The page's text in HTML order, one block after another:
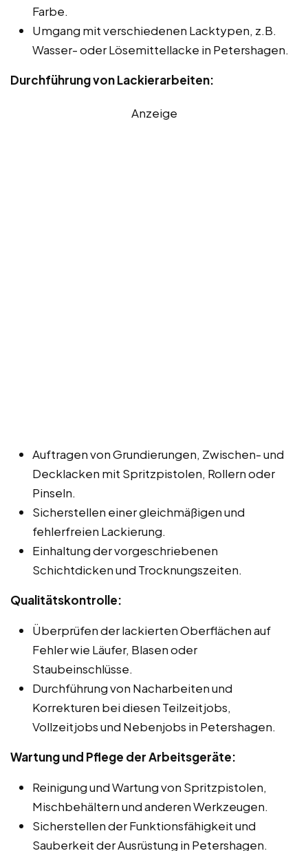
Farbe.
Umgang mit verschiedenen Lacktypen, z.B.
Wasser- oder Lösemittellacke in Petershagen.
Durchführung von Lackierarbeiten:
Anzeige
Auftragen von Grundierungen, Zwischen- und
Decklacken mit Spritzpistolen, Rollern oder
Pinseln.
Sicherstellen einer gleichmäßigen und
fehlerfreien Lackierung.
Einhaltung der vorgeschriebenen
Schichtdicken und Trocknungszeiten.
Qualitätskontrolle:
Überprüfen der lackierten Oberflächen auf
Fehler wie Läufer, Blasen oder
Staubeinschlüsse.
Durchführung von Nacharbeiten und
Korrekturen bei diesen Teilzeitjobs,
Vollzeitjobs und Nebenjobs in Petershagen.
Wartung und Pflege der Arbeitsgeräte:
Reinigung und Wartung von Spritzpistolen,
Mischbehältern und anderen Werkzeugen.
Sicherstellen der Funktionsfähigkeit und
Sauberkeit der Ausrüstung in Petershagen.